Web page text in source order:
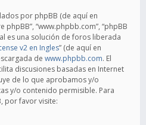
por phpBB (de aquí en
phpBB”, “www.phpbb.com”, “phpBB
es una solución de foros liberada
v2 en Ingles” (de aquí en
de www.phpbb.com. El
discusiones basadas en Internet
de lo que aprobamos y/o
y/o contenido permisible. Para
por favor visite: